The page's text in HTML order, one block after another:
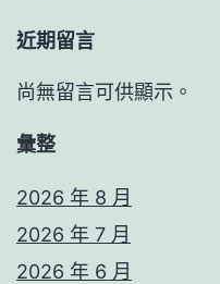
近期留言
尚無留言可供顯示。
彙整
2026 年 8 月
2026 年 7 月
2026 年 6 月